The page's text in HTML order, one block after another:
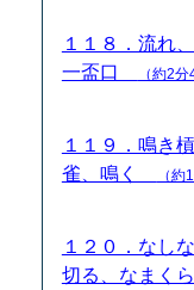
１１８．流れ
一盃口
（約2分
１１９．鳴き
雀、鳴く
（約
１２０．なし
切る、なまく